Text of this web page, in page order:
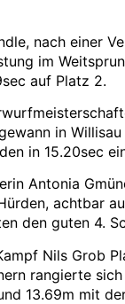
nach einer
im
auf Platz 2.
in
in 15.20sec
Antonia
achtbar
den guten 4.
Nils Grob
rangierte
13.69m mit